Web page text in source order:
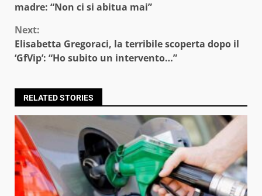
Reading
madre: “Non ci si abitua mai”
Next:
Elisabetta Gregoraci, la terribile scoperta dopo il
‘GfVip’: “Ho subito un intervento…”
RELATED STORIES